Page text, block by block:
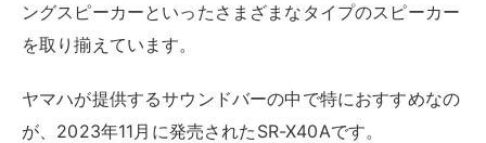
ングスピーカーといったさまざまなタイプのスピーカー
を取り揃えています。
ヤマハが提供するサウンドバーの中で特におすすめなの
が、2023年11月に発売されたSR-X40Aです。